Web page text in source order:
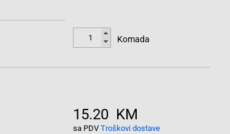
Komada
15.20 KM
sa PDV Troškovi dostave